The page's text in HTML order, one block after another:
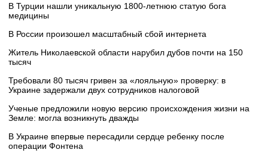
В Турции нашли уникальную 1800-летнюю статую бога
медицины
В России произошел масштабный сбой интернета
Житель Николаевской области нарубил дубов почти на 150
тысяч
Требовали 80 тысяч гривен за «лояльную» проверку: в
Украине задержали двух сотрудников налоговой
Ученые предложили новую версию происхождения жизни на
Земле: могла возникнуть дважды
В Украине впервые пересадили сердце ребенку после
операции Фонтена